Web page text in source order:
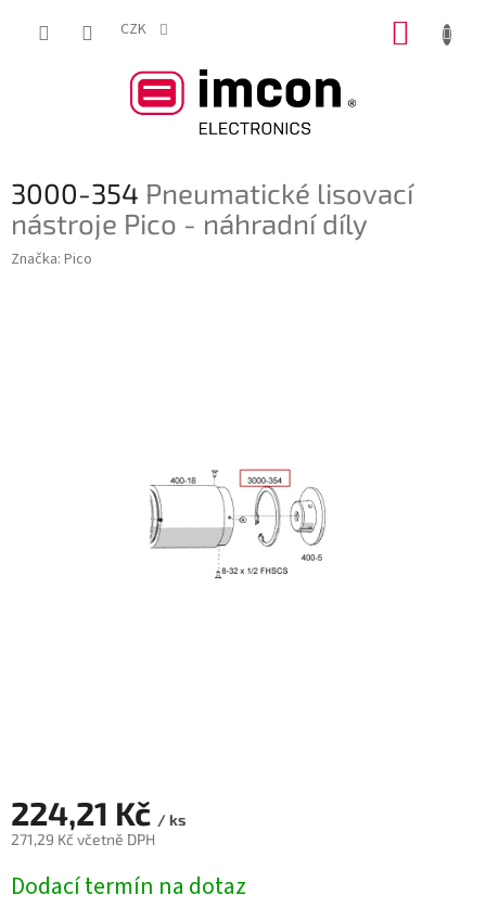
CZK
3000-354 Pneumatické lisovací
nástroje Pico - náhradní díly
Značka: Pico
224,21 Kč / ks
271,29 Kč včetně DPH
cena:
Dodací termín na dotaz